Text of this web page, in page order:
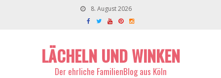
8. August 2026
LÄCHELN UND WINKEN
Der ehrliche FamilienBlog aus Köln